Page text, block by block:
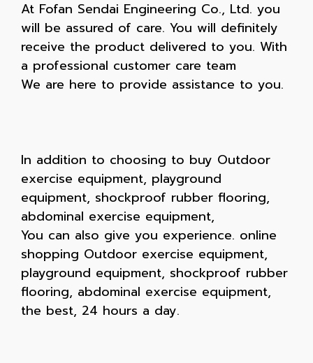
At Fofan Sendai Engineering Co., Ltd. you
will be assured of care. You will definitely
receive the product delivered to you. With
a professional customer care team
We are here to provide assistance to you.
In addition to choosing to buy Outdoor
exercise equipment, playground
equipment, shockproof rubber flooring,
abdominal exercise equipment,
You can also give you experience. online
shopping Outdoor exercise equipment,
playground equipment, shockproof rubber
flooring, abdominal exercise equipment,
the best, 24 hours a day.